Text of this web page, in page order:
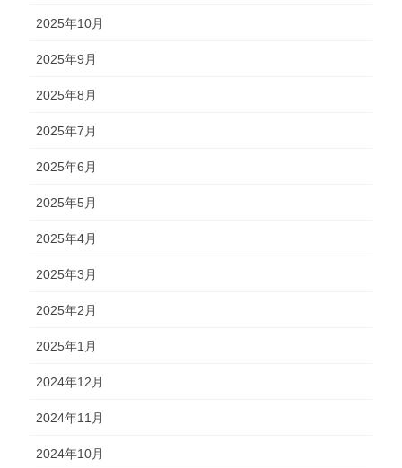
2025年10月
2025年9月
2025年8月
2025年7月
2025年6月
2025年5月
2025年4月
2025年3月
2025年2月
2025年1月
2024年12月
2024年11月
2024年10月